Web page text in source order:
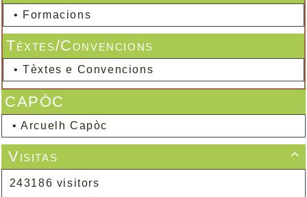
• Formacions
Tèxtes/Convencions
•Tèxtes e Convencions
CAPÒC
•Arcuelh Capòc

Visitas
243186 visitors